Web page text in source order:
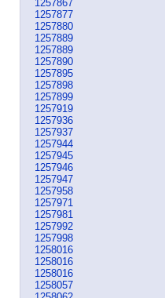
1257867
1257877
1257880
1257889
1257889
1257890
1257895
1257898
1257899
1257919
1257936
1257937
1257944
1257945
1257946
1257947
1257958
1257971
1257981
1257992
1257998
1258016
1258016
1258016
1258057